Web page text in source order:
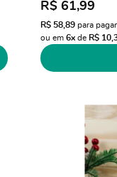
R$ 61,99
R$ 58,89para
ou em 6xde R$